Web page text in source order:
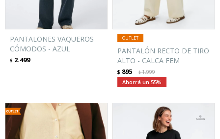
PANTALONES VAQUEROS
CÓMODOS - AZUL
$ 2.499
PANTALÓN RECTO DE TIRO
ALTO - CALCA FEM
$ 895 $1.999
55